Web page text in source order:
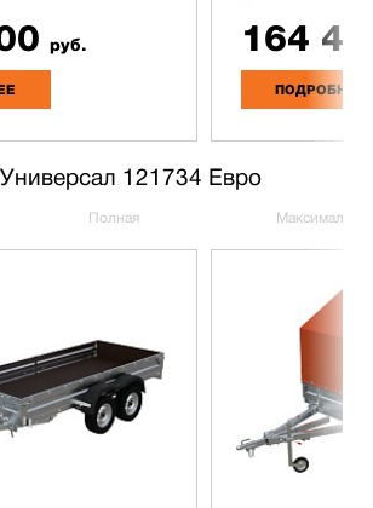
руб. 164
ПОДРОБНЕЕ
121734 Евро
Полная Максимальная